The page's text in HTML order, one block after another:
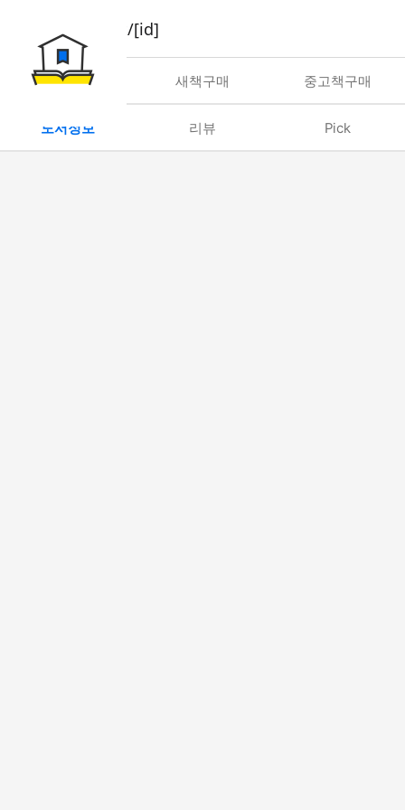
book/rent/[id]
대여 새책구매 중고책구매
도서정보 리뷰 Pick